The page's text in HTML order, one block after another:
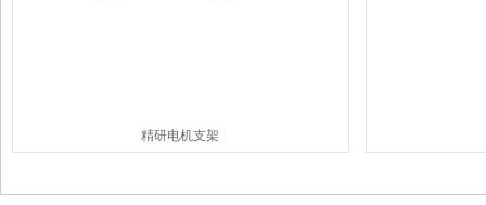
精研电机支架